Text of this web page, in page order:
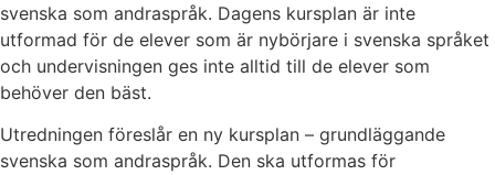
svenska som andraspråk. Dagens kursplan är inte
utformad för de elever som är nybörjare i svenska språket
och undervisningen ges inte alltid till de elever som
behöver den bäst.
Utredningen föreslår en ny kursplan – grundläggande
svenska som andraspråk. Den ska utformas för